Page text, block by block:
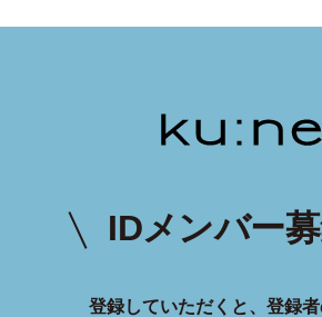
IDメンバー
登録していただくと、登録者